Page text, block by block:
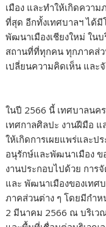
เมือง และทำให้เกิดควา
ที่สุด อีกทั้งเทศบาลฯ ได้มี
พัฒนาเมืองเชียงใหม่ ใน
สถานที่ที่ทุกคน ทุกภาคส่
เปลี่ยนความคิดเห็น และ
ในปี 2566 นี้ เทศบาลนค
เทศกาลศิลปะ งานฝีมือ แ
ให้เกิดการเผยแพร่และป
อนุรักษ์และพัฒนาเมือง ข
งานประกอบไปด้วย การ
และ พัฒนาเมืองของเทศ
ภาคส่วนต่าง ๆ โดยมีกำ
2 มีนาคม 2566 ณ บริเว